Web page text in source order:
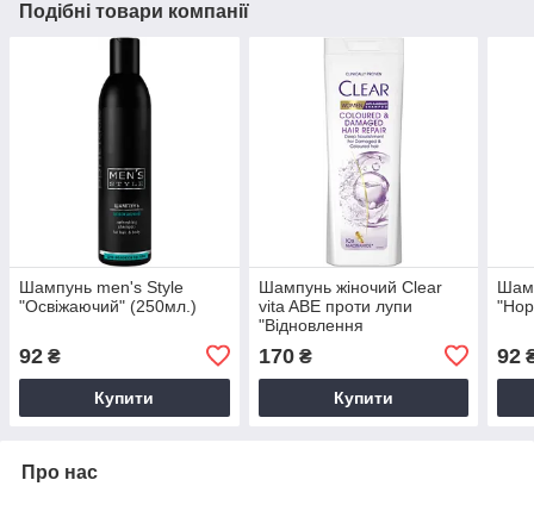
Подібні товари компанії
Шампунь men's Style
"Освіжаючий" (250мл.)
92 ₴
Купити
Шампунь жіночий Clear
vita ABE проти лупи
"Відновлення
фарбованого волосся"
(360мл.)
170₴
Купити
92
Про нас